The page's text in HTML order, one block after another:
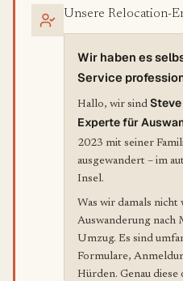
Unsere Relocation-
Wir haben es
Service
Hallo, wir sind
Experte für
2023 mit seiner
ausgewandert – im
Insel.
Was wir damals nicht
Auswanderung nach
Umzug. Es sind
Formulare,
Hürden. Genau